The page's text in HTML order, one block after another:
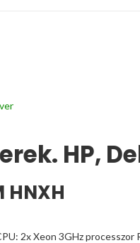
HP,
HNXH
2x Xeon 3GHz